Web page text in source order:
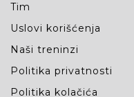
Tim
Uslovi korišćenja
Naši treninzi
Politika privatnosti
Politika kolačića